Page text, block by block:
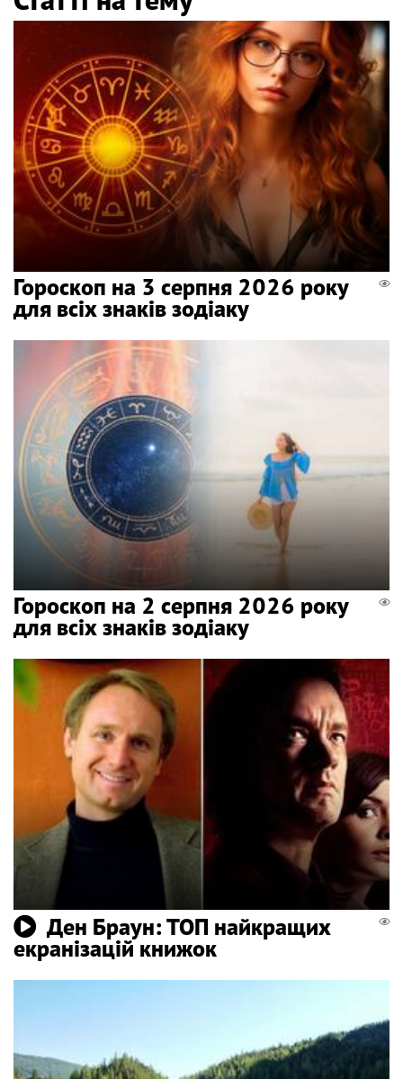
Гороскоп на 3 серпня 2026 року
для всіх знаків зодіаку
Гороскоп на 2 серпня 2026 року
для всіх знаків зодіаку
Ден Браун: ТОП найкращих
екранізацій книжок